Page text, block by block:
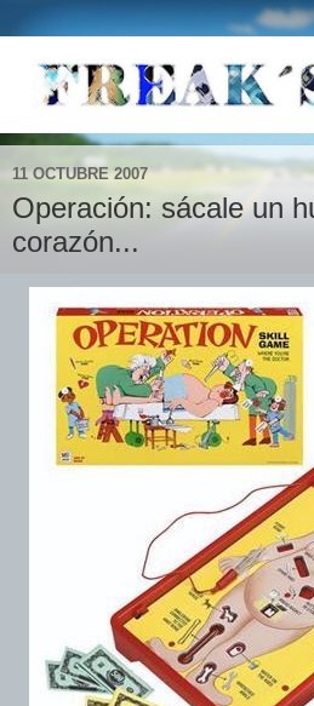
11 OCTUBRE 2007
Operación: sácale un
corazón...